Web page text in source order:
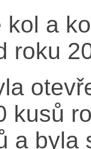
kol a
roku
kusů
a byla